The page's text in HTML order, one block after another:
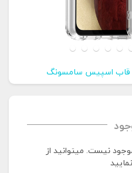
قاب اسپیس سامسونگ
نیست. می‍توانید از